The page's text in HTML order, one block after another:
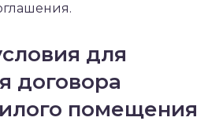
для
договора
помещения